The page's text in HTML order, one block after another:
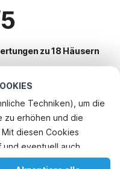
Techniken), um die
zu erhöhen und die
diesen Cookies
und eventuell auch
Werbung Ihren
zu 18 Häusern
Urlaub
für den Urlaub
Lauterbrunnen
Telefonisch buchen